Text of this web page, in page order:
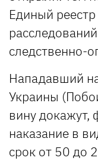
Единый
следственно-
Нападавший
Украины
вину докажут,
наказание в
срок от 50 до